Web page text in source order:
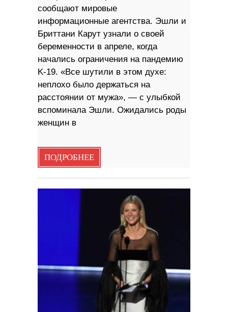
сообщают мировые
информационные агентства. Эшли и
Бриттани Карут узнали о своей
беременности в апреле, когда
начались ограничения на пандемию
K-19. «Все шутили в этом духе:
неплохо было держаться на
расстоянии от мужа», — с улыбкой
вспоминала Эшли. Ожидались роды
женщин в
ПОДРОБНЕЕ